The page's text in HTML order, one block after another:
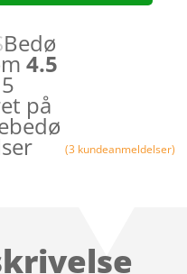
Bedø
4.5
på
(3 kundeanmeldelser)